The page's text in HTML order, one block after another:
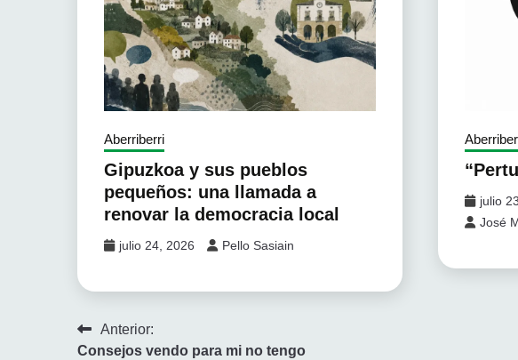
Aberriberri
Gipuzkoa y sus pueblos
pequeños: una llamada a
renovar la democracia local
julio 24, 2026 Pello Sasiain
julio
José
Navegación
Anterior:
Consejos vendo para mi no tengo